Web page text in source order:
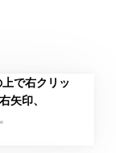
で右クリッ
矢印、